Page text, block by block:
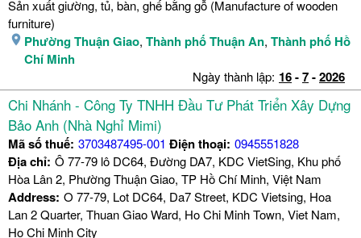
Sản xuất giường, tủ, bàn, ghế bằng gỗ (Manufacture of wooden
furniture)
Phường Thuận Giao, Thành phố Thuận An, Thành phố Hồ
Chí Minh
Ngày thành lập: 16-7-2026
Chi Nhánh - Công Ty TNHH Đầu Tư Phát Triển Xây Dựng
Bảo Anh (Nhà Nghỉ Mimi)
Mã số thuế: 3703487495-001 Điện thoại: 0945551828
Địa chỉ: Ô 77-79 lô DC64, Đường DA7, KDC VietSing, Khu phố
Hòa Lân 2, Phường Thuận Giao, TP Hồ Chí Minh, Việt Nam
Address: O 77-79, Lot DC64, Da7 Street, KDC Vietsing, Hoa
Lan 2 Quarter, Thuan Giao Ward, Ho Chi Minh Town, Viet Nam,
Ho Chi Minh City